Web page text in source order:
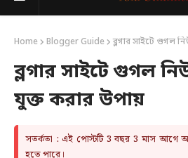
Home Blogger Guide ব্লগার সাইটে গুগল
ব্লগার সাইটে গুগল
যুক্ত করার উপায়
সতর্কতা : এই পোস্টটি 3 বছর 3 মাস আগে
হতে পারে।